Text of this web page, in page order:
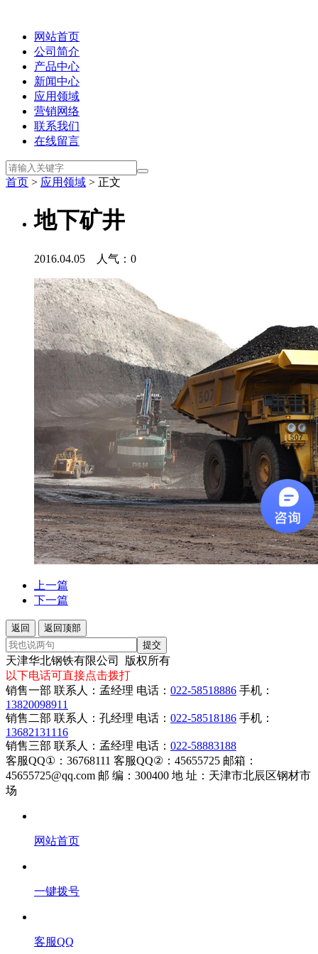
网站首页
公司简介
产品中心
新闻中心
应用领域
营销网络
联系我们
在线留言
首页 > 应用领域 > 正文
地下矿井
2016.04.05 人气： 0
上一篇
下一篇
返回
返回顶部
提交
天津华北钢铁有限公司 版权所有
以下电话可直接点击拨打
销售一部 联系人：孟经理 电话： 022-58518886 手机：
13820098911
销售二部 联系人：孔经理 电话： 022-58518186 手机：
13682131116
销售三部 联系人：孟经理 电话： 022-58883188
客服QQ①：36768111 客服QQ②：45655725 邮箱：
45655725@qq.com 邮 编：300400 地 址：天津市北辰区钢材市
场
网站首页
一键拨号
客服QQ